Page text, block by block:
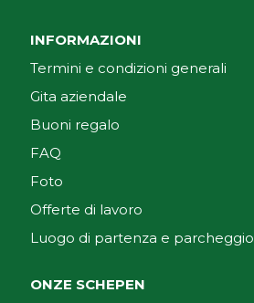
INFORMAZIONI
Termini e condizioni generali
Gita aziendale
Buoni regalo
FAQ
Foto
Offerte di lavoro
Luogo di partenza e parcheggio
ONZE SCHEPEN